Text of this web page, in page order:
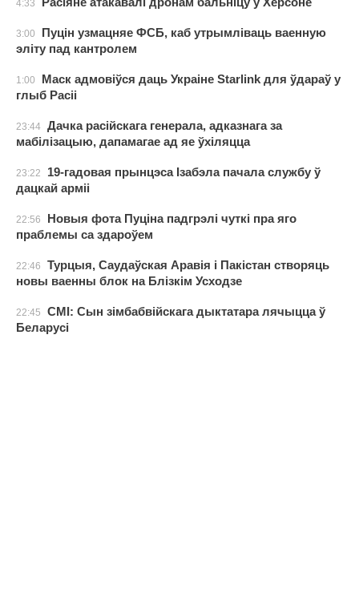
4:33
3:00
Пуцін узмацняе ФСБ, каб утрымліваць ваенную
эліту пад кантролем
1:00
Маск адмовіўся даць Украіне Starlink для ўдараў у
глыб Расіі
23:44 Дачка расійскага генерала, адказнага за
мабілізацыю, дапамагае ад яе ўхіляцца
23:22
19-гадовая прынцэса Ізабэла пачала службу ў
дацкай арміі
22:56
Новыя фота Пуціна падгрэлі чуткі пра яго
праблемы са здароўем
22:46
Турцыя, Саудаўская Аравія і Пакістан створяць
новы ваенны блок на Блізкім Усходзе
22:45
СМІ: Сын зімбабвійскага дыктатара лячыцца ў
Беларусі